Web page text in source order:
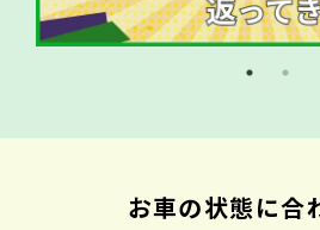
お車の状態に合